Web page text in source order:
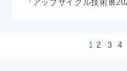
『アップサイクル技術展
1 2 3 4